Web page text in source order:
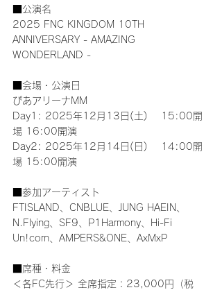
■公演名
2025 FNC KINGDOM 10TH
ANNIVERSARY - AMAZING
WONDERLAND -
■会場・公演日
ぴあアリーナMM
Day1: 2025年12月13日(土)　 15:00開
場 16:00開演
Day2: 2025年12月14日(日)　 14:00開
場 15:00開演
■参加アーティスト
FTISLAND、CNBLUE、JUNG HAEIN、
N.Flying、SF9、P1Harmony、Hi-Fi
Un!corn、AMPERS&ONE、AxMxP
■席種・料金
＜各FC先行＞ 全席指定：23,000円（税